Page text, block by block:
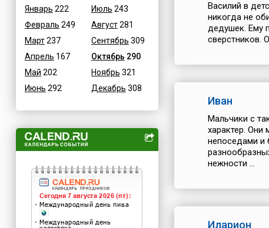
Январь 222
Февраль 249
Март237
Апрель 167
Май 202
Июнь 292
Июль 243
Август281
Сентябрь 309
Октябрь 290
Ноябрь 321
Декабрь 308
Василий в
никогда не
дедушек. Ему
сверстников.
Иван
Мальчики с
характер. Они
непоседами и
нежности ...
Иларион